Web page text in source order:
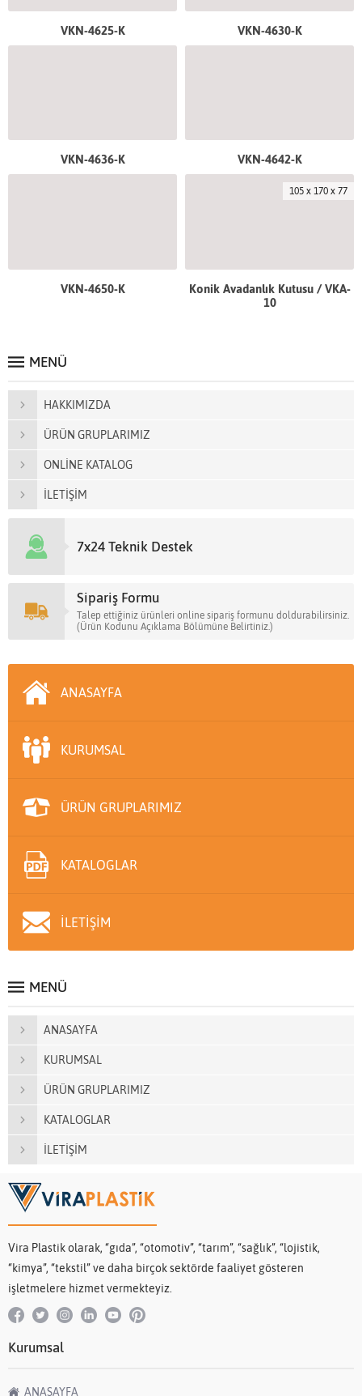
VKN-4625-K VKN-4630-K
VKN-4636-K VKN-4642-K
VKN-4650-K
105 x 170 x 77
Konik Avadanlık Kutusu / VKA-
10
MENÜ
HAKKIMIZDA
ÜRÜN GRUPLARIMIZ
ONLİNE KATALOG
İLETİŞİM
7x24 Teknik Destek
Sipariş Formu
Talep ettiğiniz ürünleri online sipariş formunu doldurabilirsiniz.
(Ürün Kodunu Açıklama Bölümüne Belirtiniz.)
ANASAYFA
KURUMSAL
ÜRÜN GRUPLARIMIZ
KATALOGLAR
İLETİŞİM
MENÜ
ANASAYFA
KURUMSAL
ÜRÜN GRUPLARIMIZ
KATALOGLAR
İLETİŞİM
Vira Plastik olarak, “gıda”, “otomotiv”, “tarım”, “sağlık”, “lojistik,
“kimya”, “tekstil” ve daha birçok sektörde faaliyet gösteren
işletmelere hizmet vermekteyiz.
Kurumsal
ANASAYFA